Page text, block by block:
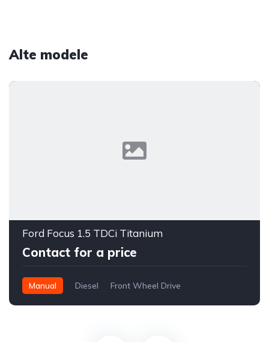
Alte modele
Ford Focus 1.5 TDCi Titanium
Contact for a price
Manual Diesel Front Wheel Drive